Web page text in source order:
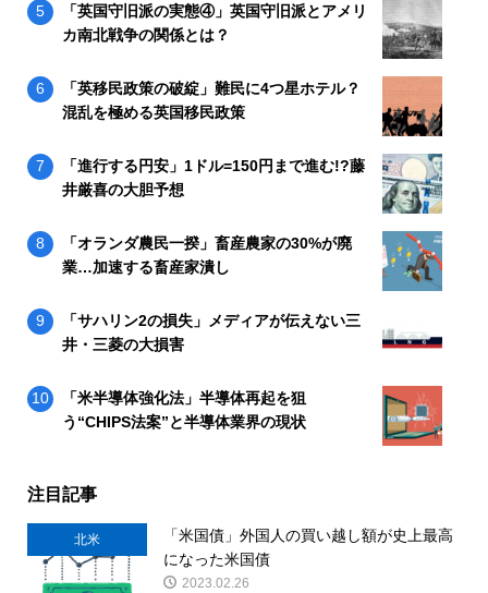
「英国守旧派の実態④」英国守旧派とアメリ
カ南北戦争の関係とは？
「英移民政策の破綻」難民に4つ星ホテル？
混乱を極める英国移民政策
「進行する円安」1ドル=150円まで進む!?藤
井厳喜の大胆予想
「オランダ農民一揆」畜産農家の30%が廃
業…加速する畜産家潰し
「サハリン2の損失」メディアが伝えない三
井・三菱の大損害
「米半導体強化法」半導体再起を狙
う“CHIPS法案”と半導体業界の現状
注目記事
北米
「米国債」外国人の買い越し額が史上最高
になった米国債
2023.02.26